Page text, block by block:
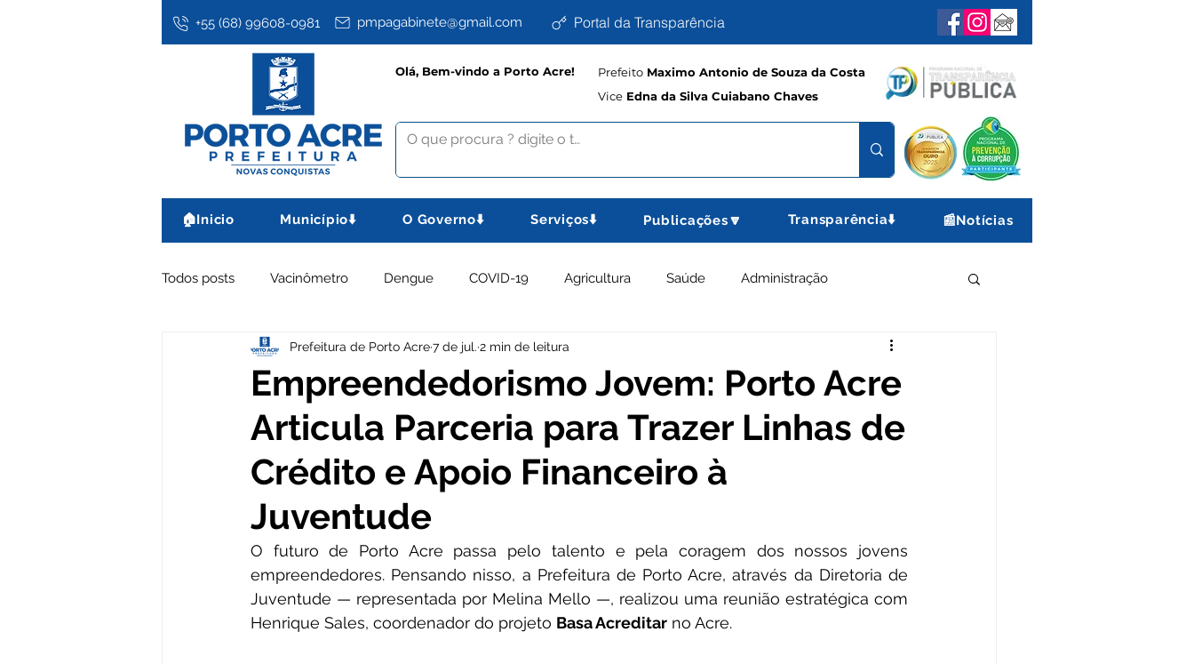
+55 (68) 99608-0981 pmpagabinete@gmail.com Portal da Transparência
Olá, Bem-vindo a Porto Acre! Prefeito Maximo Antonio de Souza da Costa
Vice Edna da Silva Cuiabano Chaves
🏠Inicio Município⬇️ O Governo⬇️ Serviços⬇️ Publicações🔽 Transparência⬇️ 📰Notícias
Todos posts Vacinômetro Dengue COVID-19 Agricultura Saúde Administração
Assistência Social Datas comemorativas Educação e Cultura Gabinete
Institucional e Governo Obras Meio Ambiente e Turismo Nota de pesar Campanhas
Convênios e Parcerias
Nota Informativa Convites Qualidade do ar Casa Civil Emenda Parlamentar Licitações
Nota Oficial Nota de agradecimento Defesa Civil
Empreendedorismo Jovem: Porto Acre
Articula Parceria para Trazer Linhas de
Crédito e Apoio Financeiro à
Juventude
Prefeitura de Porto Acre7 de jul. 2 min de leitura
O futuro de Porto Acre passa pelo talento e pela coragem dos nossos jovens
empreendedores. Pensando nisso, a Prefeitura de Porto Acre, através da Diretoria de
Juventude — representada por Melina Mello —, realizou uma reunião estratégica com
Henrique Sales, coordenador do projeto Basa Acreditar no Acre.